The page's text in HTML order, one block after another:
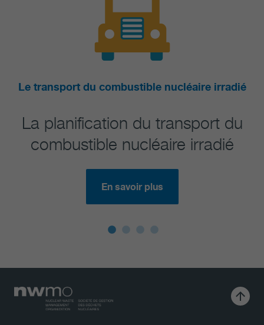
nucléaire irradié
du transport du
irradié
Le plan
Le transport du
nucléaire